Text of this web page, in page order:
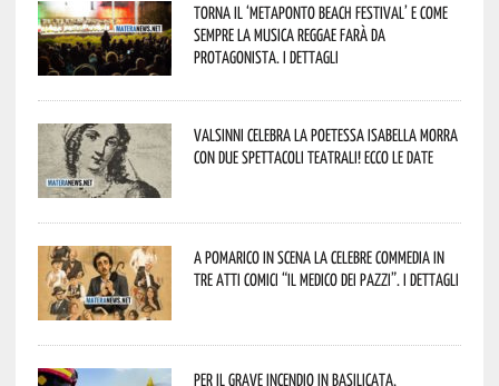
Torna il ‘Metaponto beach festival’ e come
sempre la musica reggae farà da
protagonista. I dettagli
Valsinni celebra la poetessa Isabella Morra
con due spettacoli teatrali! Ecco le date
A Pomarico in scena la celebre commedia in
tre atti comici “Il medico dei pazzi”. I dettagli
Per il grave incendio in Basilicata,